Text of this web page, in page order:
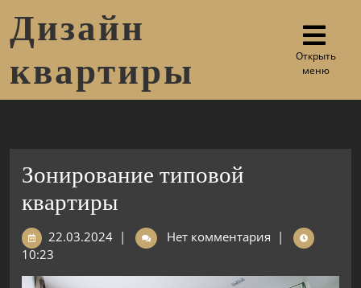
Дизайн
квартиры
Открыть
меню
Зонирование типовой
квартиры
22.03.2024 | Нет комментария |
10:23